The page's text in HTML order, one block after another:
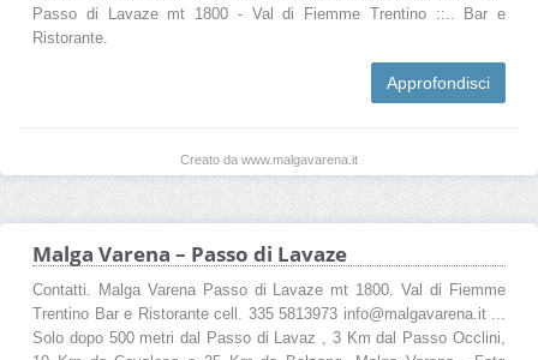
Passo di Lavaze mt 1800 - Val di Fiemme Trentino ::.. Bar e
Ristorante.
Approfondisci
Creato da www.malgavarena.it
Malga Varena – Passo di Lavaze
Contatti. Malga Varena Passo di Lavaze mt 1800. Val di Fiemme
Trentino Bar e Ristorante cell. 335 5813973 info@malgavarena.it ...
Solo dopo 500 metri dal Passo di Lavaz , 3 Km dal Passo Occlini,